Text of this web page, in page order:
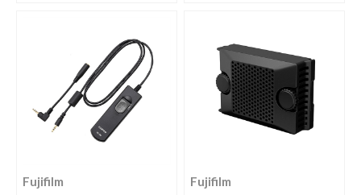
Fujifilm Fujifilm